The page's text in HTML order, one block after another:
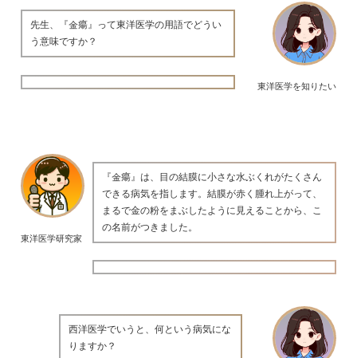
東洋医学を知りたい
先生、『金瘍』って東洋医学の用語でどうい
う意味ですか？
東洋医学研究家
『金瘍』は、目の結膜に小さな水ぶくれがたくさん
できる病気を指します。結膜が赤く腫れ上がって、
まるで金の粉をまぶしたように見えることから、こ
の名前がつきました。
西洋医学でいうと、何という病気にな
りますか？